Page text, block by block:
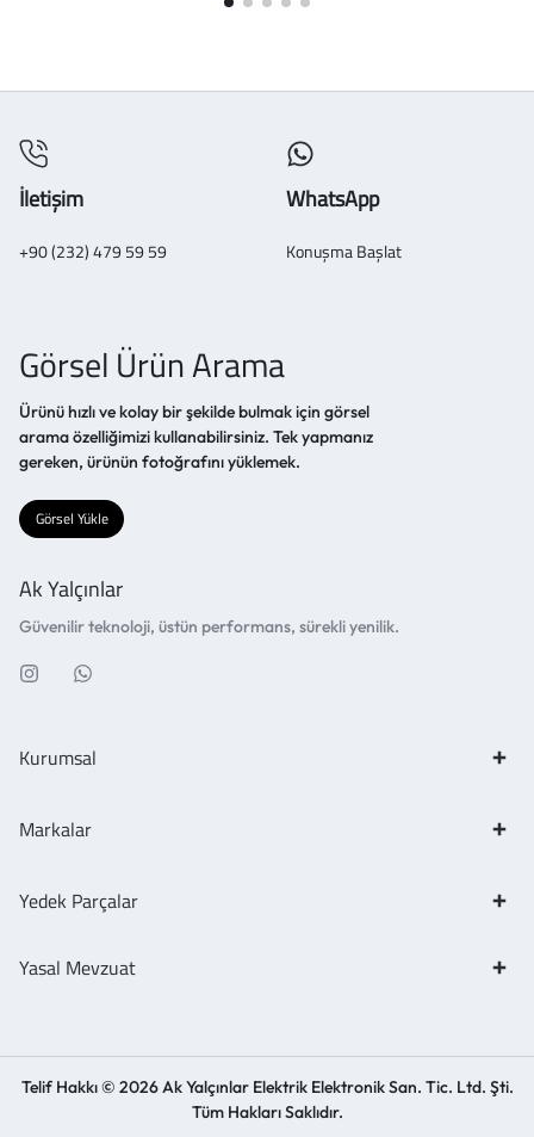
İletişim
+90 (232) 479 59 59
WhatsApp
Konuşma Başlat
Görsel Ürün Arama
Ürünü hızlı ve kolay bir şekilde bulmak için görsel
arama özelliğimizi kullanabilirsiniz. Tek yapmanız
gereken, ürünün fotoğrafını yüklemek.
Görsel Yükle
Ak Yalçınlar
Güvenilir teknoloji, üstün performans, sürekli yenilik.
Kurumsal
Markalar
Yedek Parçalar
Yasal Mevzuat
Telif Hakkı © 2026 Ak Yalçınlar Elektrik Elektronik San. Tic. Ltd. Şti.
Tüm Hakları Saklıdır.